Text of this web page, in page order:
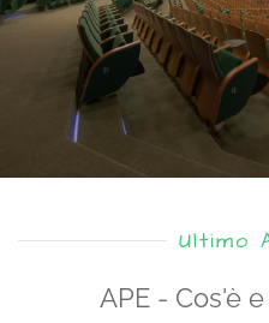
Ultimo
APE - Cos'è